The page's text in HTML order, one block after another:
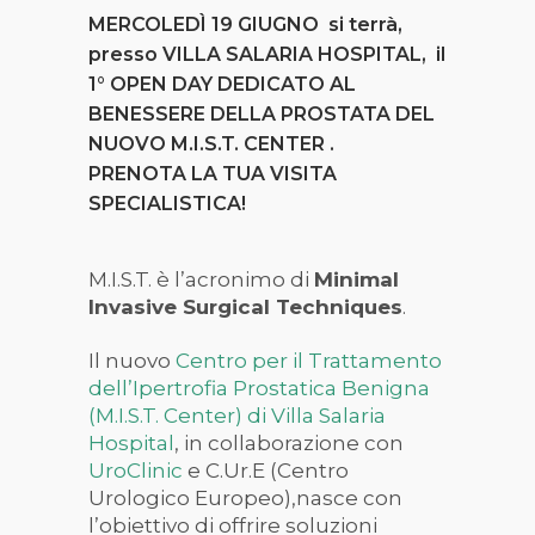
MERCOLEDÌ 19 GIUGNO si terrà,
presso VILLA SALARIA HOSPITAL, il
1° OPEN DAY DEDICATO AL
BENESSERE DELLA PROSTATA DEL
NUOVO M.I.S.T. CENTER .
PRENOTA LA TUA VISITA
SPECIALISTICA!
M.I.S.T. è l’acronimo di Minimal
Invasive Surgical Techniques.
Il nuovo Centro per il Trattamento
dell’Ipertrofia Prostatica Benigna
(M.I.S.T. Center) di Villa Salaria
Hospital, in collaborazione con
UroClinic e C.Ur.E (Centro
Urologico Europeo),nasce con
l’obiettivo di offrire soluzioni